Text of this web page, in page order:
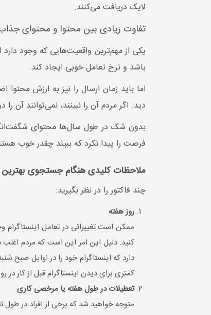
لایک دریافت می‌کنند.
تفاوت زیادی بین محتوا و محتوای
یکی از مهم‌ترین واقعیت‌هایی که وجود
باشد و نرخ تعامل خوبی ایجاد کند.
اما باید زمان ارسال را نیز به ارزش
دید. اگر مردم آن را نبینند، نمی‌توانند آن
بدون شک در طول سال‌ها محتوای
فرصت را پیدا نکرد که ببیند چقدر خوب
ملاحظات کلیدی هنگام جستجوی بهترین
چند فاکتور را در نظر بگیرید:
روز هفته
کنید. دلیل این امر این است که مردم
دارد که اینستاگرام خود را در اوایل صبح
کمتری برای دیدن اینستاگرام قبل از کار در
تعطیلات در طول هفته یا مرخصی کاری
متوجه خواهید شد که برخی از افراد در